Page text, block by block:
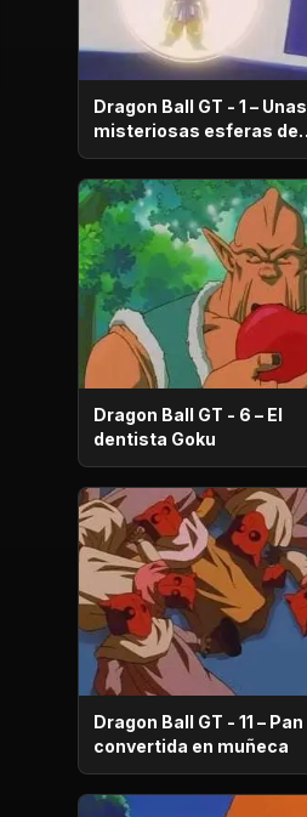
Dragon Ball GT - 1 – Unas
misteriosas esferas de
dragón aparecen
Dragon Ball GT - 6 – El
dentista Goku
Dragon Ball GT - 11 –
convertida en muñeca